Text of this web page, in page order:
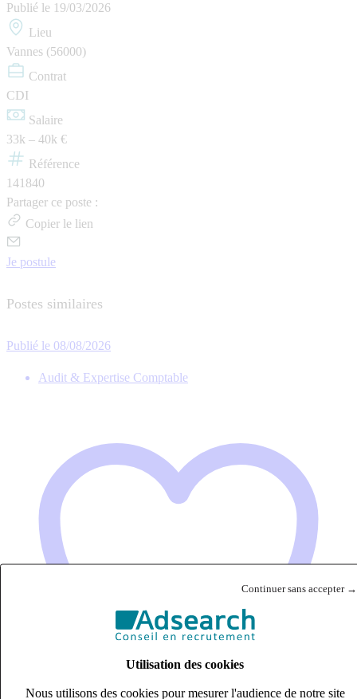
Continuer sans accepter →
Utilisation des cookies
Nous utilisons des cookies pour mesurer l'audience de notre site
Publié le 19/03/2026
Lieu
Vannes (56000)
Contrat
CDI
Salaire
33k – 40k €
Référence
141840
Partager ce poste :
Copier le lien
Je postule
Postes similaires
Publié le 08/08/2026
Audit & Expertise Comptable